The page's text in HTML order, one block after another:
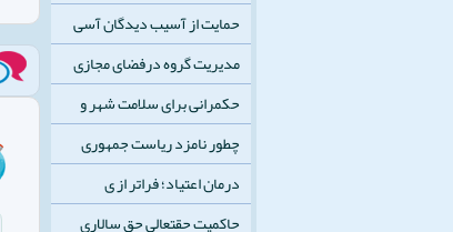
حمایت از آسیب دیدگان آسی
مدیریت گروه درفضای مجازی
حکمرانی برای سلامت شهر و
چطور نامزد ریاست جمهوری
درمان اعتیاد؛ فراتر از ی
حاکمیت حقتعالی حق سالاری